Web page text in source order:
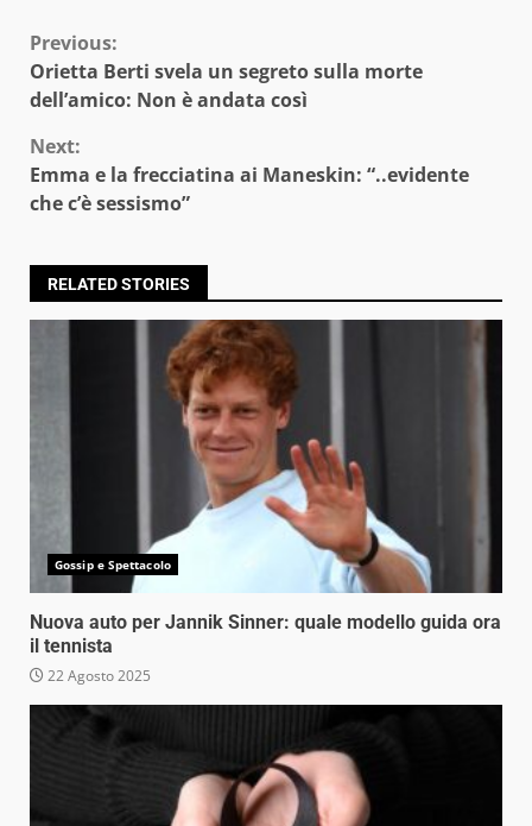
Continue
Reading
Previous:
Orietta Berti svela un segreto sulla morte
dell’amico: Non è andata così
Next:
Emma e la frecciatina ai Maneskin: “..evidente
che c’è sessismo”
RELATED STORIES
Gossip e Spettacolo
Nuova auto per Jannik Sinner: quale modello guida ora
il tennista
22 Agosto 2025